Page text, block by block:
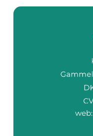
web: